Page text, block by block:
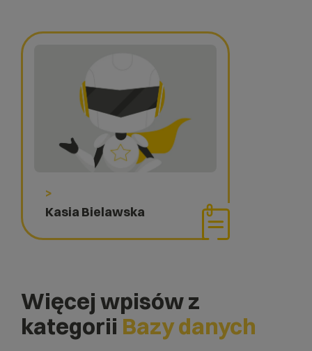
>
Kasia Bielawska
Więcej wpisów z
kategorii Bazy danych